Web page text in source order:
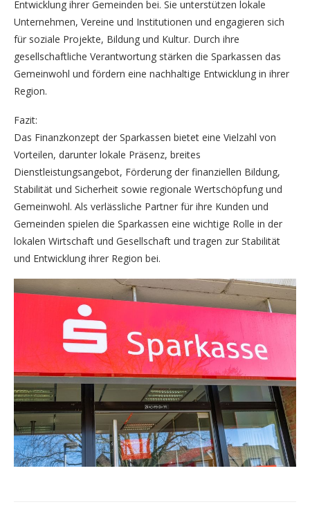
Entwicklung ihrer Gemeinden bei. Sie unterstützen lokale
Unternehmen, Vereine und Institutionen und engagieren sich
für soziale Projekte, Bildung und Kultur. Durch ihre
gesellschaftliche Verantwortung stärken die Sparkassen das
Gemeinwohl und fördern eine nachhaltige Entwicklung in ihrer
Region.
Fazit:
Das Finanzkonzept der Sparkassen bietet eine Vielzahl von
Vorteilen, darunter lokale Präsenz, breites
Dienstleistungsangebot, Förderung der finanziellen Bildung,
Stabilität und Sicherheit sowie regionale Wertschöpfung und
Gemeinwohl. Als verlässliche Partner für ihre Kunden und
Gemeinden spielen die Sparkassen eine wichtige Rolle in der
lokalen Wirtschaft und Gesellschaft und tragen zur Stabilität
und Entwicklung ihrer Region bei.